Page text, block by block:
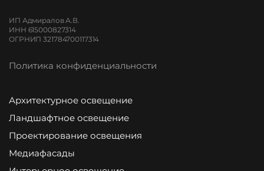
ИП Адмиралов А.В.
ИНН 615000827314
ОГРНИП 321784700117314
Политика конфиденциальности
Архитектурное освещение
Ландшафтное освещение
Проектирование освещения
Медиафасады